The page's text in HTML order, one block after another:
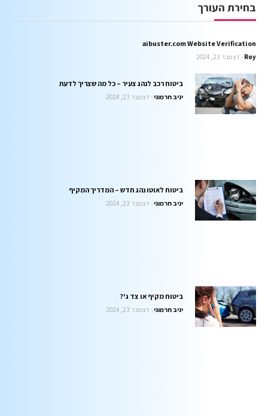
בחירת העורך
aibuster.com Website Verification
Roy דצמבר 23, 2024
ביטוח רכב לנהג צעיר – כל מה שצריך לדעת
יניב חרמוני דצמבר 23, 2024
ביטוח לאוטו נהג חדש – המדריך המקיף
יניב חרמוני דצמבר 23, 2024
ביטוח מקיף או צד ג'?
יניב חרמוני דצמבר 23, 2024